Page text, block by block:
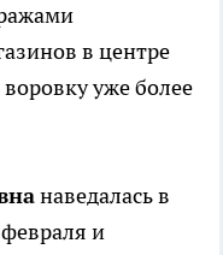
в центре
уже более
наведалась в
и